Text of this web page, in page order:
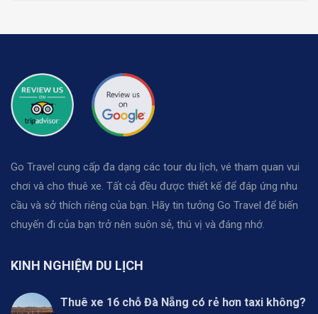
Go Travel cung cấp đa dạng các tour du lịch, vé tham quan vui
chơi và cho thuê xe. Tất cả đều được thiết kế để đáp ứng nhu
cầu và sở thích riêng của bạn. Hãy tin tưởng Go Travel để biến
chuyến đi của bạn trở nên suôn sẻ, thú vị và đáng nhớ.
KINH NGHIỆM DU LỊCH
Thuê xe 16 chỗ Đà Nẵng có rẻ hơn taxi không?